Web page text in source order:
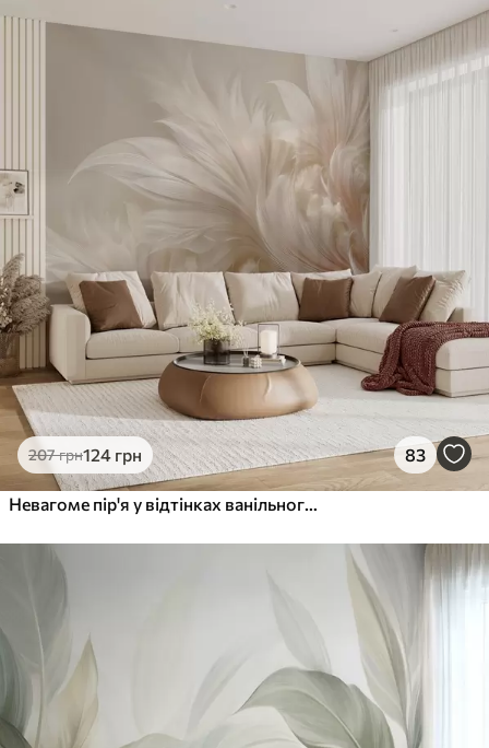
207грн124 грн 83
Невагоме пір'я у відтінках ванільного крему